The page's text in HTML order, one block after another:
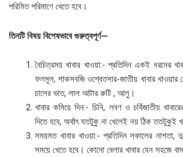
পরিমিত পরিমাণে খেতে হবে।
তিনটি বিষয় বিশেষভাবে গুরুত্বপূর্ণ—
বৈচিত্রময় খাবার খাওয়া:- প্রতিদিন একই ধরনের
ফলমূল, শাকসবজি ওশ্বেতসার-জাতীয় খাবার খাওয়ার
চালের ভাত, লাল আটার রুটি , আলু।
খাবার কমিয়ে দিন:- চিনি, লবণ ও চর্বিজাতীয়
দিতে হবে, অর্থাৎ যতটুকু না খেলেই নয় ঠিক ততটুকুই
সময়মত খাবার খাওয়া:- প্রতিদিন সকালের নাশতা,
সময়ে খেতে হবে। কোনো বেলার খাবার যেন সহজে